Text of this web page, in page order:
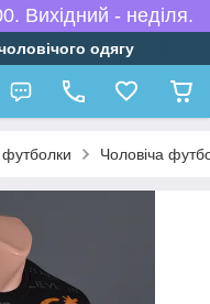
Вихідний - неділя.
одягу
футболки Чоловіча